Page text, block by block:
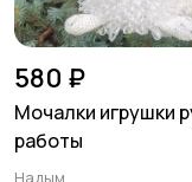
580 ₽
Мочалки игрушки
работы
Надым